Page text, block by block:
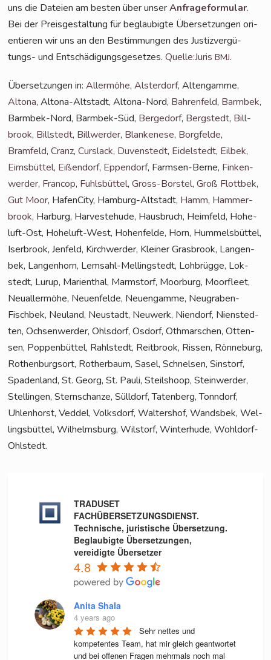
uns die Datei­en am bes­ten über unserAnfra­ge­for­mu­lar.
Bei der Preis­ge­stal­tung für beglau­big­te Über­set­zun­gen ori­
en­tie­ren wir uns an den Bestim­mun­gen des Jus­tiz­ver­gü­
tungs- und Ent­schä­di­gungs­ge­set­zes.Quelle:JurisBMJ.
Über­set­zun­gen in:Aller­mö­he,Als­ter­dorf, Alten­gam­me,
Alto­na, Alto­na-Alt­stadt, Alto­na-Nord, Bah­ren­feld, Barm­bek,
Barm­bek-Nord, Barm­bek-Süd, Ber­ge­dorf, Berg­stedt, Bill­
brook, Bill­stedt, Bill­wer­der, Blan­ke­ne­se, Borg­fel­de,
Bramfeld,Cranz,Curs­lack, Duven­stedt, Eidel­stedt, Eil­bek,
Eims­büt­tel, Eißen­dorf, Eppen­dorf, Farm­sen-Ber­ne, Fin­ken­
wer­der, Fran­cop, Fuhls­büt­tel,Gross-Bors­tel,Groß Flott­bek,
Gut Moor, Hafen­Ci­ty, Ham­burg-Alt­stadt, Hamm, Ham­mer­
brook, Har­burg, Har­ve­ste­hu­de, Haus­bruch, Heim­feld, Hohe­
luft-Ost, Hohe­luft-West, Hohen­fel­de, Horn, Hum­mels­büt­tel,
Iser­brook, Jen­feld, Kirch­wer­der, Klei­ner Gras­brook, Lan­gen­
bek, Lan­gen­horn, Lem­sahl-Mel­ling­s­tedt, Loh­brüg­ge, Lok­
stedt, Lurup, Mari­en­thal, Marmstorf, Moor­burg, Moor­fleet,
Neu­al­ler­mö­he, Neu­en­fel­de, Neu­en­gam­me, Neu­gra­ben-
Fisch­bek, Neu­land, Neu­stadt, Neu­werk, Nien­dorf, Nien­sted­
ten, Och­sen­wer­der, Ohls­dorf, Osdorf, Oth­mar­schen, Otten­
sen, Pop­pen­büt­tel, Rahl­stedt, Reit­brook, Ris­sen, Rön­ne­burg,
Rothen­burg­sort, Rother­baum, Sasel, Schnel­sen, Sinstorf,
Spa­den­land, St. Georg, St. Pau­li, Steil­shoop, Stein­wer­der,
Stel­lin­gen, Stern­schan­ze, Süll­dorf, Taten­berg, Tonn­dorf,
Uhlen­horst, Ved­del, Volks­dorf, Wal­ters­hof, Wands­bek, Wel­
lings­büt­tel, Wil­helms­burg, Wilstorf, Win­ter­hu­de, Wohldorf-
Ohlstedt.
TRADUSET
FACHÜBERSETZUNGSDIENST.
Technische, juristische Übersetzung.
Beglaubigte Übersetzungen,
vereidigte Übersetzer
4.8
Anita Shala
4 years ago
Sehr nettes und
kompetentes Team, hat mir gleich geantwortet
und bei offenen Fragen mehrmals noch mal